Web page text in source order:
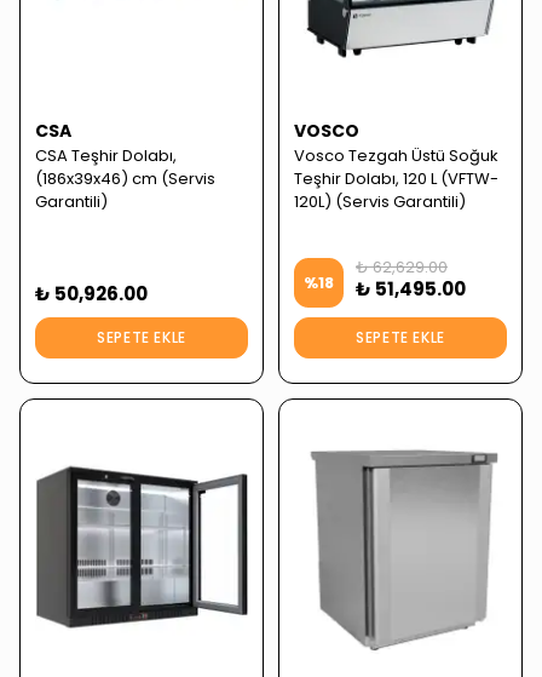
CSA
CSA Teşhir Dolabı,
(186x39x46) cm (Servis
Garantili)
₺ 50,926.00
SEPETE EKLE
VOSCO
Vosco Tezgah Üstü Soğuk
Teşhir Dolabı, 120 L (VFTW-
120L) (Servis Garantili)
%18
₺ 62,629.00
₺ 51,495.00
SEPETE EKLE